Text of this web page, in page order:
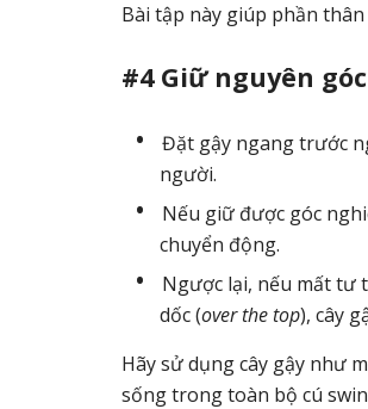
Bài tập này giúp phần
#4 Giữ nguyên
Đặt gậy ngang trước
người.
Nếu giữ được góc
chuyển động.
Ngược lại, nếu mất tư
dốc (over the top), cây
Hãy sử dụng cây gậy như
sống trong toàn bộ cú